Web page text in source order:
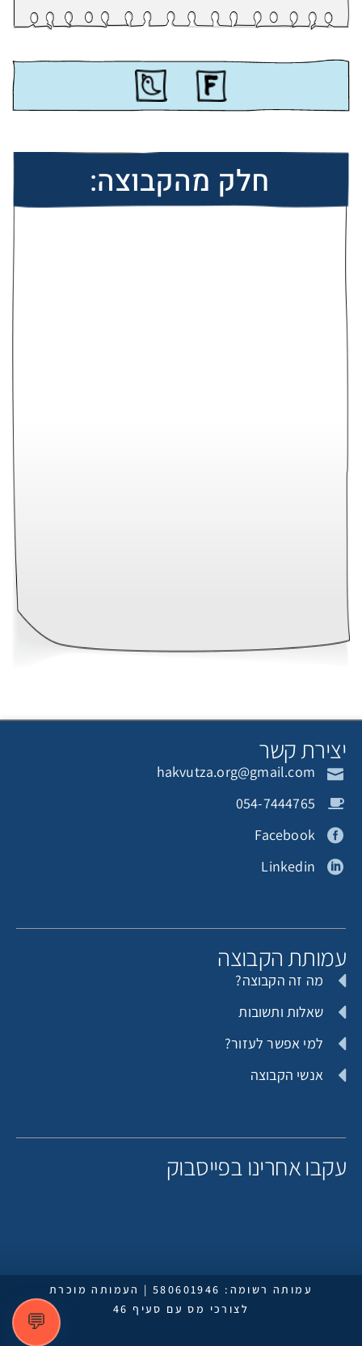
חלק מהקבוצה:
יצירת קשר
hakvutza.org@gmail.com
054-7444765
Facebook
Linkedin
עמותת הקבוצה
מה זה הקבוצה?
שאלות ותשובות
למי אפשר לעזור?
אנשי הקבוצה
עקבו אחרינו בפייסבוק
עמותה רשומה: 580601946 | העמותה מוכרת
לצורכי מס עם סעיף 46
💬